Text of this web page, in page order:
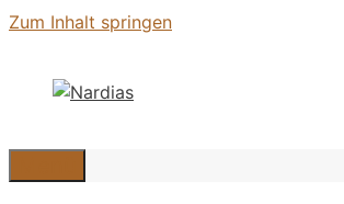
Zum Inhalt springen